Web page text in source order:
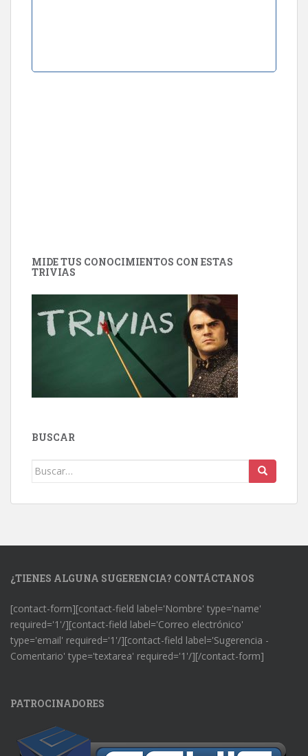
MIDE TUS CONOCIMIENTOS CON ESTAS
TRIVIAS
BUSCAR
Buscar:
¿TIENES ALGUNA SUGERENCIA? CONTÁCTANOS
[contact-form][contact-field label='Nombre' type='name'
required='1'/][contact-field label='Correo electrónico'
type='email' required='1'/][contact-field label='Sugerencia -
Comentario' type='textarea' required='1'/][/contact-form]
PATROCINADORES